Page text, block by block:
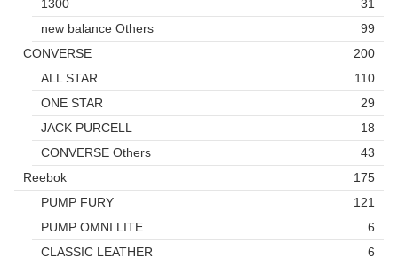
1300
31
new balance Others
99
CONVERSE
200
ALL STAR
110
ONE STAR
29
JACK PURCELL
18
CONVERSE Others
43
Reebok
175
PUMP FURY
121
PUMP OMNI LITE
6
CLASSIC LEATHER
6